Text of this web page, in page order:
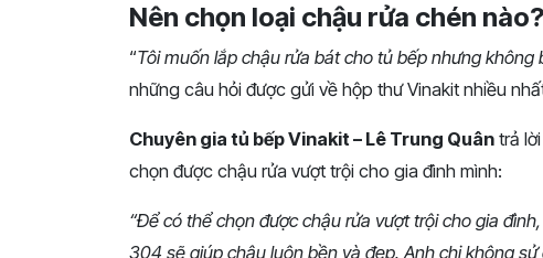
Nên chọn loại chậu rửa chén nào?
“Tôi muốn lắp chậu rửa bát cho tủ bếp nhưng không
những câu hỏi được gửi về hộp thư Vinakit nhiều
Chuyên gia tủ bếp Vinakit – Lê Trung Quân trả
chọn được chậu rửa vượt trội cho gia đình mình:
“Để có thể chọn được chậu rửa vượt trội cho gia
304 sẽ giúp chậu luôn bền và đẹp. Anh chị không